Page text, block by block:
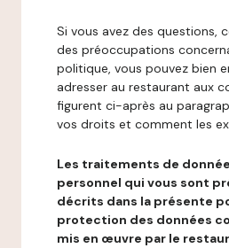
Si vous avez des questions,
des préoccupations
politique, vous pouvez bien
adresser au restaurant aux
figurent ci-après au
vos droits et comment les
Les traitements de
personnel qui vous sont
décrits dans la présente
protection des données
mis en œuvre par le